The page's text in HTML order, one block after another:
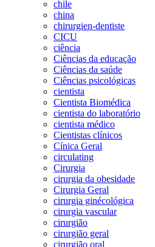
chile
china
chirurgien-dentiste
CICU
ciência
Ciências da educação
Ciências da saúde
Ciências psicológicas
cientista
Cientista Biomédica
cientista do laboratório
cientista médico
Cientistas clínicos
Cínica Geral
circulating
Cirurgia
cirurgia da obesidade
Cirurgia Geral
cirurgia ginécológica
cirurgia vascular
cirurgião
cirurgião geral
cirurgião oral